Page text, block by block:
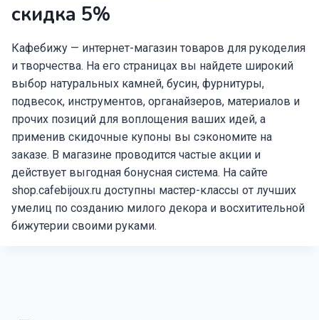
скидка 5%
Кафебижу — интернет-магазин товаров для рукоделия
и творчества. На его страницах вы найдете широкий
выбор натуральных камней, бусин, фурнитуры,
подвесок, инструментов, органайзеров, материалов и
прочих позиций для воплощения ваших идей, а
применив скидочные купоны вы сэкономите на
заказе. В магазине проводится частые акции и
действует выгодная бонусная система. На сайте
shop.cafebijoux.ru доступны мастер-классы от лучших
умелиц по созданию милого декора и восхитительной
бижутерии своими руками.